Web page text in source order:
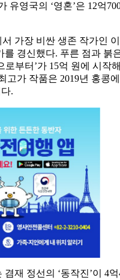
유영국의 ‘영혼’은 12억
가장 비싼 생존 작가인 이
를 경신했다. 푸른 점과 붉
로부터’가 15억 원에 시작
고가 작품은 2019년 홍콩
.
재 정선의 ‘동작진’이 4억